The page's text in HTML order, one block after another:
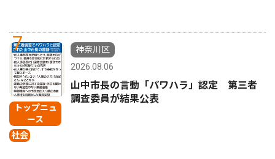
7
トップニュ
ース
社会
神奈川区
2026.08.06
山中市長の言動「パワハラ」認定 第三者
調査委員が結果公表